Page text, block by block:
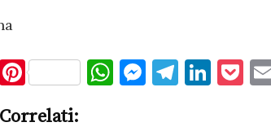
T Pi
nt
W M T Li P